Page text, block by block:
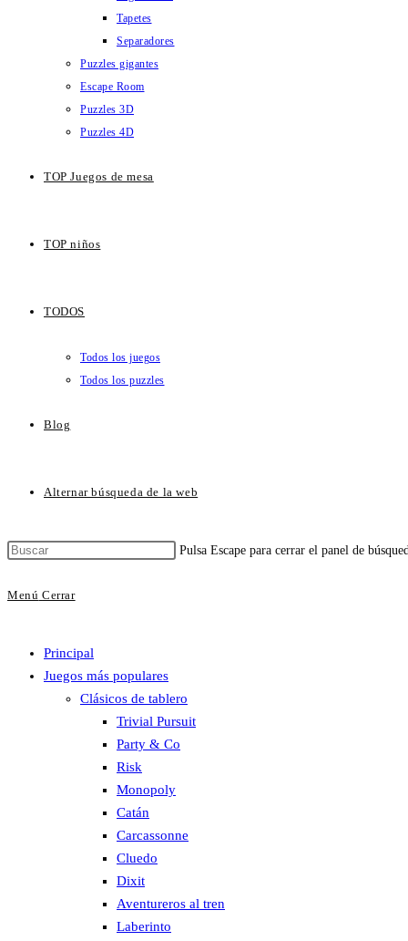
Tapetes
Separadores
Puzzles gigantes
Escape Room
Puzzles 3D
Puzzles 4D
TOP Juegos de mesa
TOP niños
TODOS
Todos los juegos
Todos los puzzles
Blog
Alternar búsqueda de la web
Pulsa Escape para cerrar el panel de
Menú Cerrar
Principal
Juegos más populares
Clásicos de tablero
Trivial Pursuit
Party & Co
Risk
Monopoly
Catán
Carcassonne
Cluedo
Dixit
Aventureros al tren
Laberinto